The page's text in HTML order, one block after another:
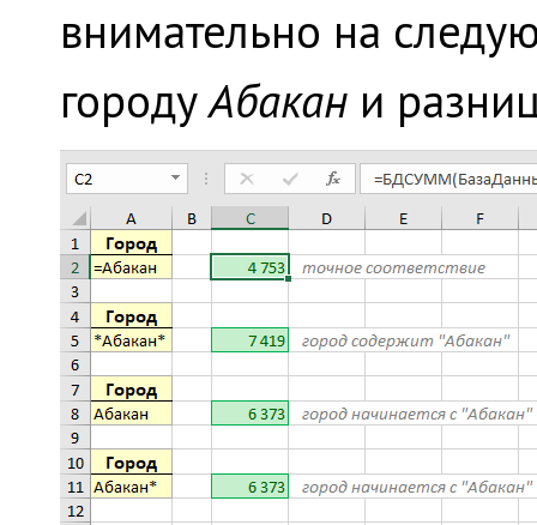
внимательно на
городуАбакан и